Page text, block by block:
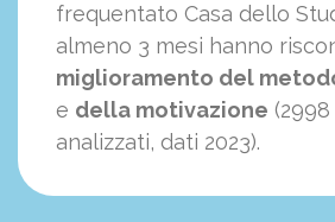
frequentato Casa dello
almeno 3 mesi hanno
miglioramento del
e della motivazione
analizzati, dati 2023).